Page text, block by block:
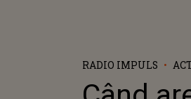
RADIO IMPULS